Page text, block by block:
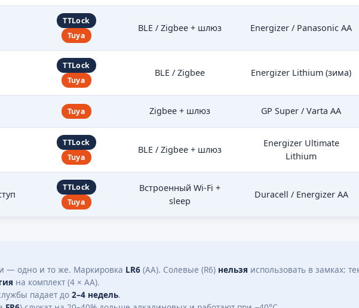
TTLock
Tuya
BLE / Zigbee + шлюз Energizer / Panasonic AA
TTLock
Tuya
BLE / Zigbee Energizer Lithium (зима)
Tuya Zigbee + шлюз GP Super / Varta AA
TTLock
Tuya
BLE / Zigbee + шлюз
Energizer Ultimate
Lithium
TTLock
Tuya
Встроенный Wi-Fi +
sleep
Duracell / Energizer AA
— одно и то же. Маркировка LR6 (AA). Солевые (R6) нельзя использовать в замках:
на комплект (4 × AA).
падает до 2–4 недель.